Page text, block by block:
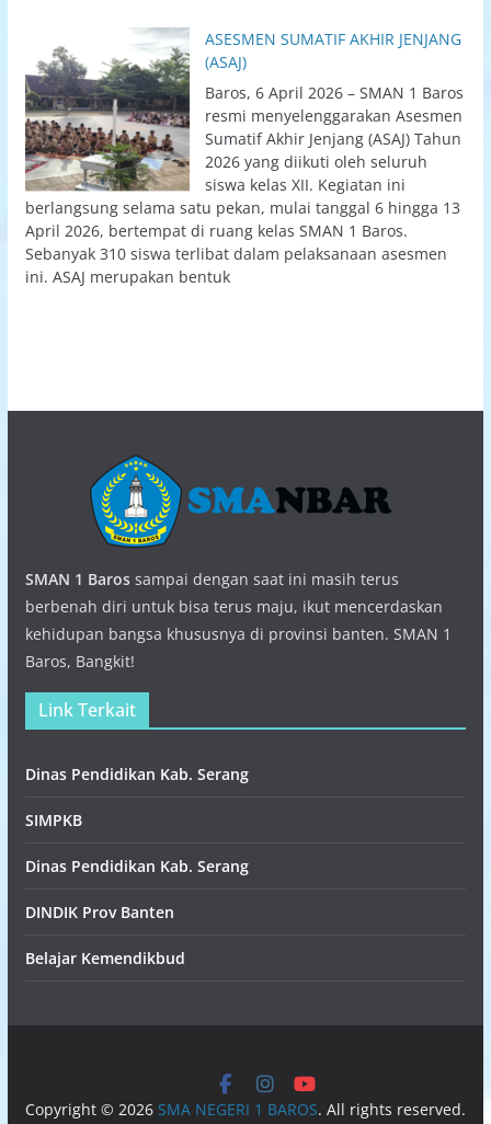
ASESMEN SUMATIF AKHIR JENJANG
(ASAJ)
Baros, 6 April 2026 – SMAN 1 Baros
resmi menyelenggarakan Asesmen
Sumatif Akhir Jenjang (ASAJ) Tahun
2026 yang diikuti oleh seluruh
siswa kelas XII. Kegiatan ini
berlangsung selama satu pekan, mulai tanggal 6 hingga 13
April 2026, bertempat di ruang kelas SMAN 1 Baros.
Sebanyak 310 siswa terlibat dalam pelaksanaan asesmen
ini. ASAJ merupakan bentuk
SMAN 1 Barossampai dengan saat ini masih terus
berbenah diri untuk bisa terus maju, ikut mencerdaskan
kehidupan bangsa khususnya di provinsi banten. SMAN 1
Baros, Bangkit!
Link Terkait
Dinas Pendidikan Kab. Serang
SIMPKB
Dinas Pendidikan Kab. Serang
DINDIK Prov Banten
Belajar Kemendikbud
Copyright © 2026 SMA NEGERI 1 BAROS. All rights reserved.